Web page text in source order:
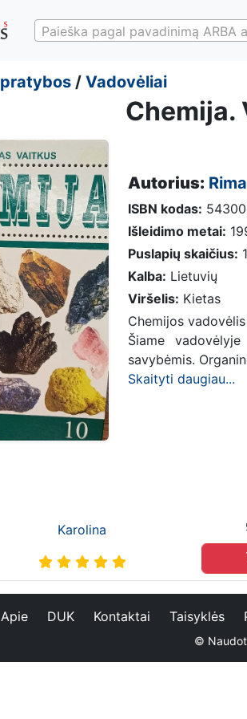
Paieška pagal pavadinimą ARBA
/ Vadovėliai
Chemija.
Autorius:
ISBN kodas:
Išleidimo metai:
Puslapių skaičius:
Kalba: Lietuvių
Viršelis: Kietas
Chemijos
Šiame
savybėmis.
Skaityti daugiau...
Karolina
Apie DUK Kontaktai Taisyklės
©